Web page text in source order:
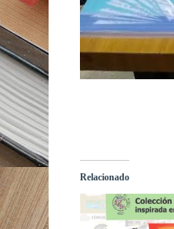
Relacionado